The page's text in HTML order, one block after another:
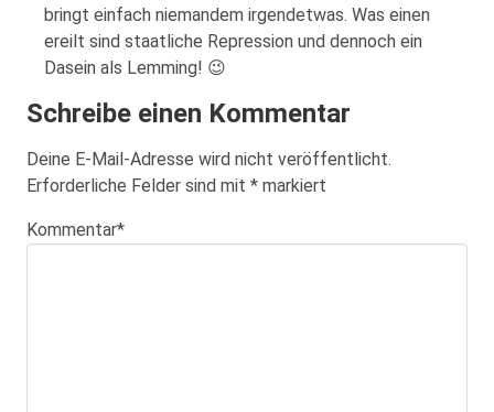
bringt einfach niemandem irgendetwas. Was einen
ereilt sind staatliche Repression und dennoch ein
Dasein als Lemming! 😉
Schreibe einen Kommentar
Deine E-Mail-Adresse wird nicht veröffentlicht.
Erforderliche Felder sind mit * markiert
Kommentar*